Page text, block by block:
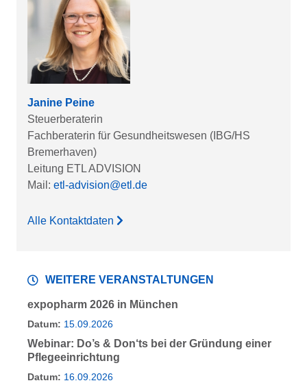
Janine Peine
Steuerberaterin
Fachberaterin für Gesundheitswesen (IBG/HS
Bremerhaven)
Leitung ETL ADVISION
Mail: etl-advision@etl.de
Alle Kontaktdaten
WEITERE VERANSTALTUNGEN
expopharm 2026 in München
Datum: 15.09.2026
Webinar: Do’s & Don‘ts bei der Gründung einer
Pflegeeinrichtung
Datum: 16.09.2026